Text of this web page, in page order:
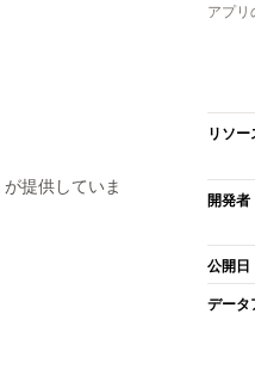
アプリ
提供していま
リソー
開発者
公開日
データ